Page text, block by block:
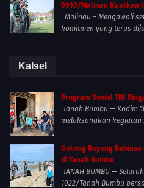
0910/Malinau Kuatkan
Malinau – Mengawali
komitmen yang terus
Kalsel
Program Sosial TNI
Tanah Bumbu — Kodim
melaksanakan kegiatan
Gotong Royong
di Tanah Bumbu
TANAH BUMBU —
1022/Tanah Bumbu